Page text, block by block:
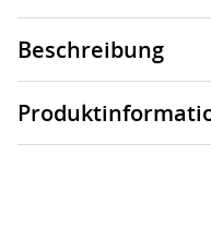
Beschreibung